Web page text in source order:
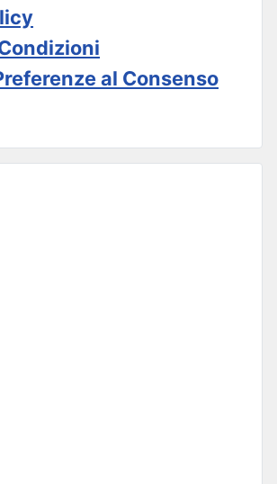
al Consenso